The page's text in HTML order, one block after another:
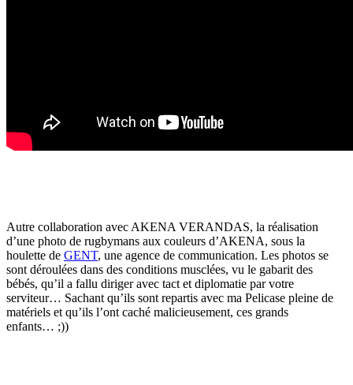
Autre collaboration avec AKENA VERANDAS, la réalisation
d’une photo de rugbymans aux couleurs d’AKENA, sous la
houlette de GENT, une agence de communication. Les photos se
sont déroulées dans des conditions musclées, vu le gabarit des
bébés, qu’il a fallu diriger avec tact et diplomatie par votre
serviteur… Sachant qu’ils sont repartis avec ma Pelicase pleine de
matériels et qu’ils l’ont caché malicieusement, ces grands
enfants… ;))